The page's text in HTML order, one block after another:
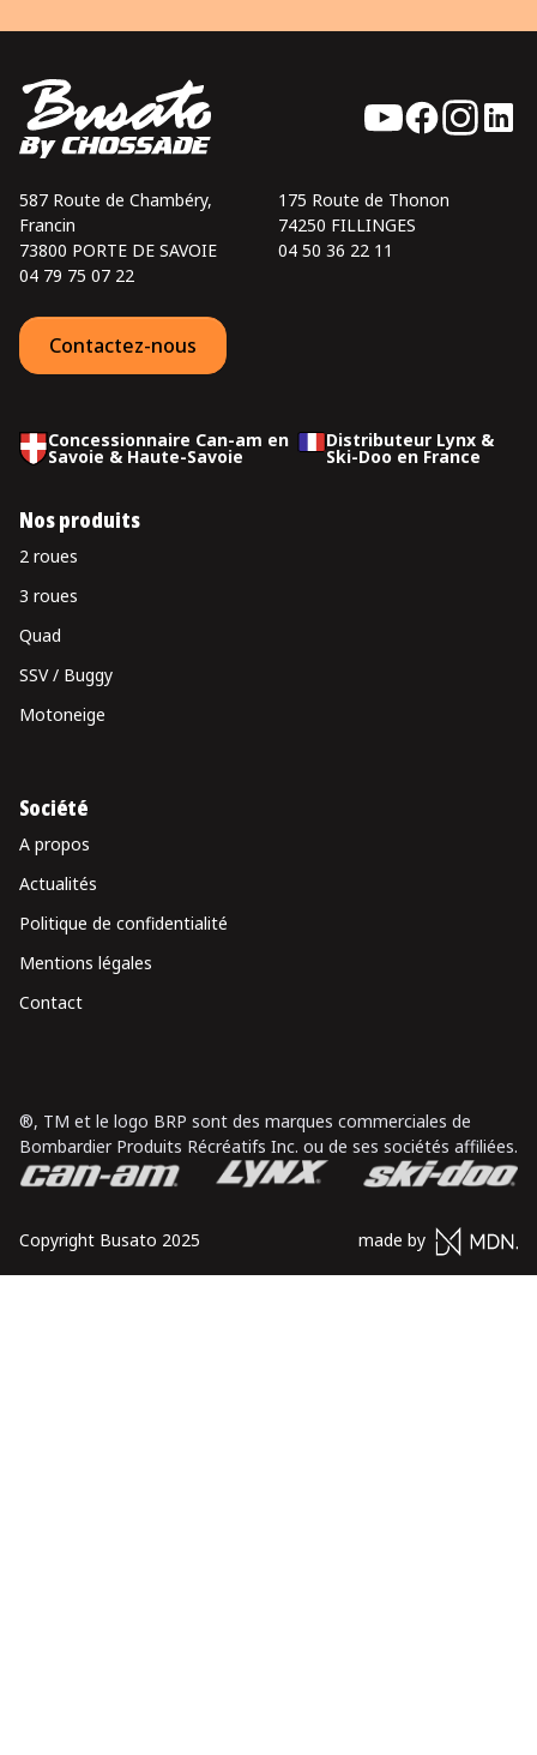
587 Route de Chambéry,
Francin
73800 PORTE DE SAVOIE
04 79 75 07 22
175 Route de Thonon
74250 FILLINGES
04 50 36 22 11
Contactez-nous
Concessionnaire Can-am en
Savoie & Haute-Savoie
Distributeur Lynx &
Ski-Doo en France
Nos produits
2 roues
3 roues
Quad
SSV / Buggy
Motoneige
Société
A propos
Actualités
Politique de confidentialité
Mentions légales
Contact
®, TM et le logo BRP sont des marques commerciales de
Bombardier Produits Récréatifs Inc. ou de ses sociétés affiliées.
Copyright Busato 2025 made by